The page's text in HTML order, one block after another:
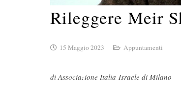
Rileggere Meir
15 Maggio 2023 Appuntamenti
di Associazione Italia-Israele di Milano